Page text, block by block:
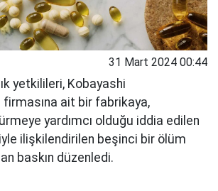
31 Mart 2024 00:44
yetkilileri, Kobayashi
ait bir fabrikaya,
yardımcı olduğu iddia edilen
ilişkilendirilen beşinci bir ölüm
baskın düzenledi.